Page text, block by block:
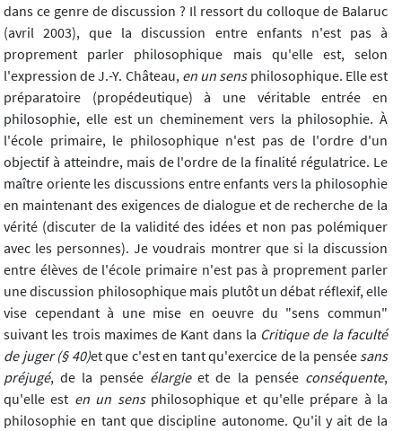
dans ce genre de discussion ? Il ressort du colloque de Balaruc
(avril 2003), que la discussion entre enfants n'est pas à
proprement parler philosophique mais qu'elle est, selon
l'expression de J.-Y. Château, en un sens philosophique. Elle est
préparatoire (propédeutique) à une véritable entrée en
philosophie, elle est un cheminement vers la philosophie. À
l'école primaire, le philosophique n'est pas de l'ordre d'un
objectif à atteindre, mais de l'ordre de la finalité régulatrice. Le
maître oriente les discussions entre enfants vers la philosophie
en maintenant des exigences de dialogue et de recherche de la
vérité (discuter de la validité des idées et non pas polémiquer
avec les personnes). Je voudrais montrer que si la discussion
entre élèves de l'école primaire n'est pas à proprement parler
une discussion philosophique mais plutôt un débat réflexif, elle
vise cependant à une mise en oeuvre du "sens commun"
suivant les trois maximes de Kant dans la Critique de la faculté
de juger (§ 40)et que c'est en tant qu'exercice de la penséesans
préjugé, de la pensée élargieet de la penséeconséquente,
qu'elle est en un sens philosophique et qu'elle prépare à la
philosophie en tant que discipline autonome. Qu'il y ait de la